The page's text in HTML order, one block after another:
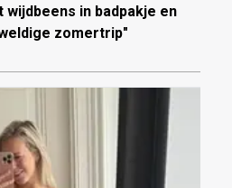
wijdbeens in badpakje en
zomertrip"